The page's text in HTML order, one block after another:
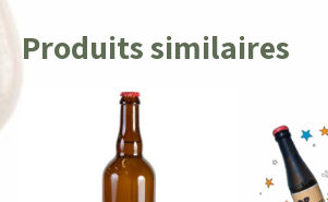
Produits similaires